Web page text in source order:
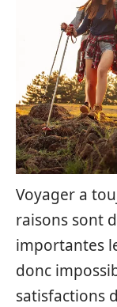
Voyager a
raisons sont
importantes
donc
satisfactions